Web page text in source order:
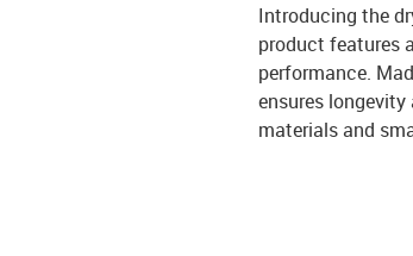
Introducing the
product features
performance.
ensures
materials and